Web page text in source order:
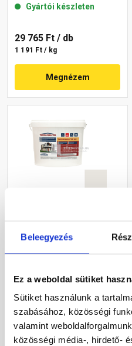
Beleegyezés
Ez a weboldal sütiket
Sütiket használunk a
szabásához, közösségi
valamint
közösségi média-, hirdető-
Gyártói készleten
29 765 Ft / db
1 191 Ft / kg
Megnézem
vékonyvakolat, kapart 1,5
1 095 Ft / kg
Megnézem